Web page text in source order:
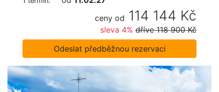
ceny od 114 144 Kč
sleva 4% dříve118 900 Kč
Odeslat předběžnou rezervaci